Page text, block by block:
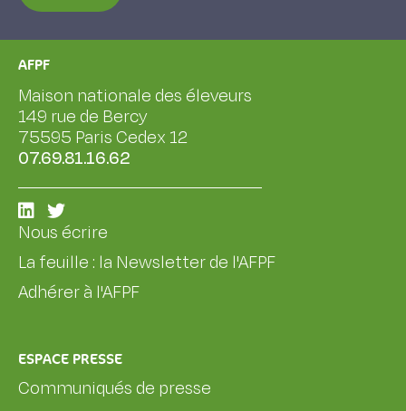
AFPF
Maison nationale des éleveurs
149 rue de Bercy
75595 Paris Cedex 12
07.69.81.16.62
Nous écrire
La feuille : la Newsletter de l'AFPF
Adhérer à l'AFPF
ESPACE PRESSE
Communiqués de presse